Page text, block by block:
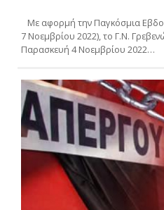
Με αφορμή την Παγκόσμια
7 Νοεμβρίου 2022), το Γ.Ν.
Παρασκευή 4 Νοεμβρίου 2022…